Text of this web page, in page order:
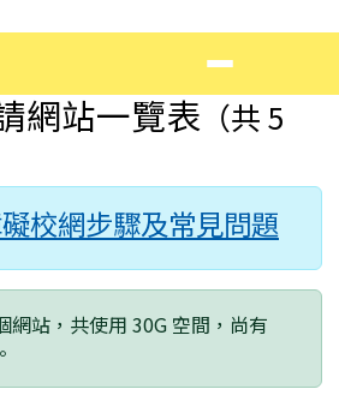
台
網站一覽表 （共 5
校網步驟及常見問題
網站，共使用 30G 空間，尚有